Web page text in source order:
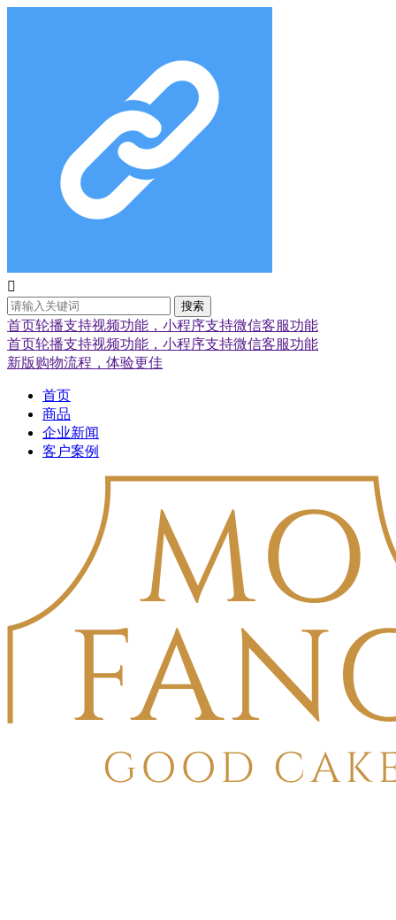

搜索
首页轮播支持视频功能，小程序支持微信客服功能
首页轮播支持视频功能，小程序支持微信客服功能
新版购物流程，体验更佳
首页
商品
企业新闻
客户案例